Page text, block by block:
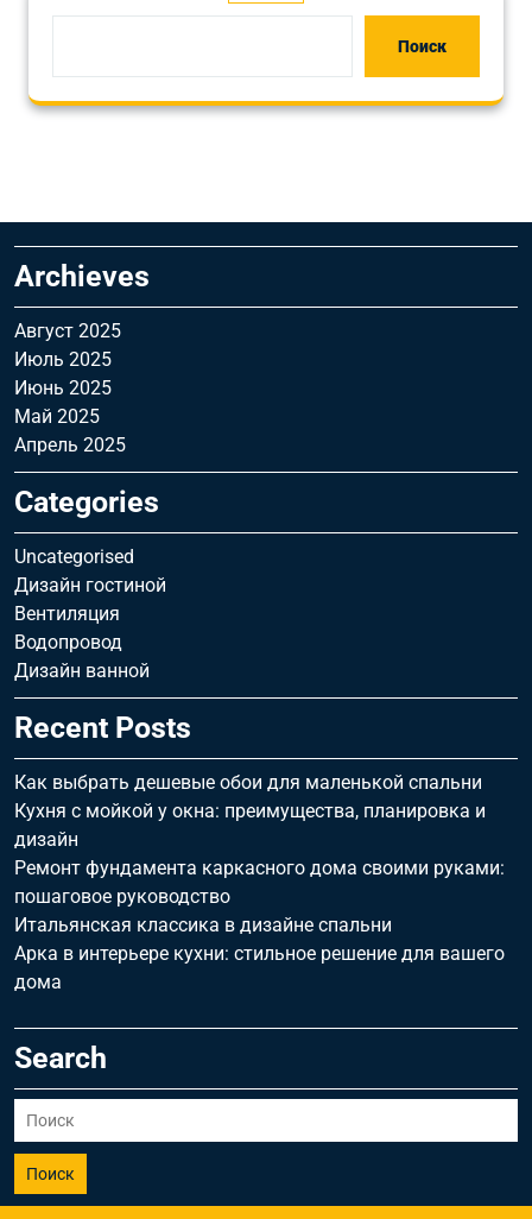
Поиск
Archieves
Август 2025
Июль 2025
Июнь 2025
Май 2025
Апрель 2025
Categories
Uncategorised
Дизайн гостиной
Вентиляция
Водопровод
Дизайн ванной
Recent Posts
Как выбрать дешевые обои для маленькой спальни
Кухня с мойкой у окна: преимущества, планировка и
дизайн
Ремонт фундамента каркасного дома своими руками:
пошаговое руководство
Итальянская классика в дизайне спальни
Арка в интерьере кухни: стильное решение для вашего
дома
Search
Поиск